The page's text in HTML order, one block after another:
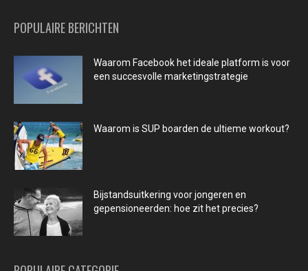
POPULAIRE BERICHTEN
Waarom Facebook het ideale platform is voor
een succesvolle marketingstrategie
Waarom is SUP boarden de ultieme workout?
Bijstandsuitkering voor jongeren en
gepensioneerden: hoe zit het precies?